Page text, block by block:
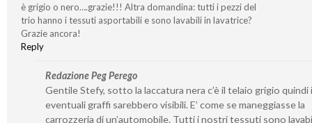
è grigio o nero….grazie!!! Altra domandina: tutti i pezzi del
trio hanno i tessuti asportabili e sono lavabili in lavatrice?
Grazie ancora!
Reply
Redazione Peg Perego
Gentile Stefy, sotto la laccatura nera c’è il telaio grigio
eventuali graffi sarebbero visibili. E’ come se maneggiasse la
carrozzeria di un’automobile. Tutti i nostri tessuti sono